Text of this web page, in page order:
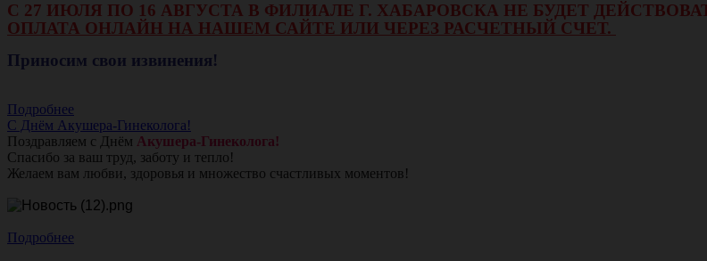
С 27 ИЮЛЯ ПО 16 АВГУСТА В ФИЛИАЛЕ Г. ХАБАРОВСКА НЕ БУДЕТ
ОПЛАТА ОНЛАЙН НА НАШЕМ САЙТЕ ИЛИ ЧЕРЕЗ РАСЧЕТНЫЙ СЧЕТ.
Приносим свои извинения!
Подробнее
С Днём Акушера-Гинеколога!
Поздравляем с Днём Акушера-Гинеколога!
Спасибо за ваш труд, заботу и тепло!
Желаем вам любви, здоровья и множество счастливых моментов!
Подробнее